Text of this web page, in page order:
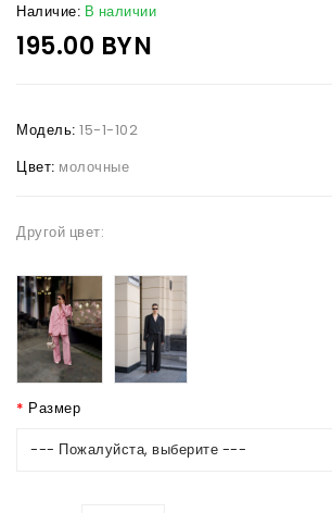
Наличие: В наличии
195.00 BYN
Модель: 15-1-102
Цвет: молочные
Другой цвет:
Размер
--- Пожалуйста, выберите ---